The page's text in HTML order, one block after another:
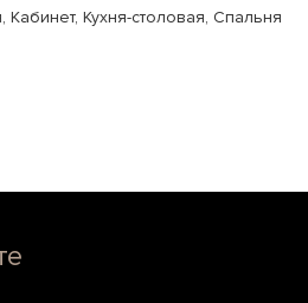
Кабинет, Кухня-столовая, Спальня